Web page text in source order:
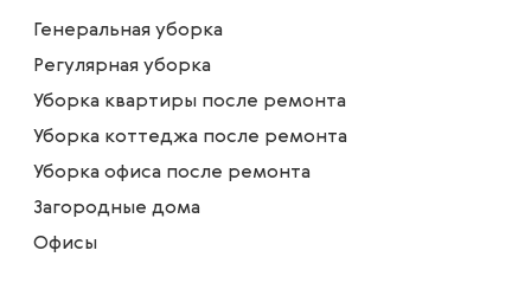
Генеральная уборка
Регулярная уборка
Уборка квартиры после ремонта
Уборка коттеджа после ремонта
Уборка офиса после ремонта
Загородные дома
Офисы